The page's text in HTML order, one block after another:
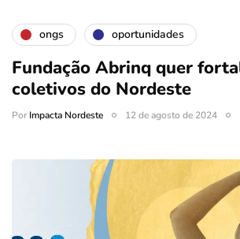
ongs oportunidades
Fundação Abrinq quer
coletivos do Nordeste
PorImpacta Nordeste 12 de agosto de 2024